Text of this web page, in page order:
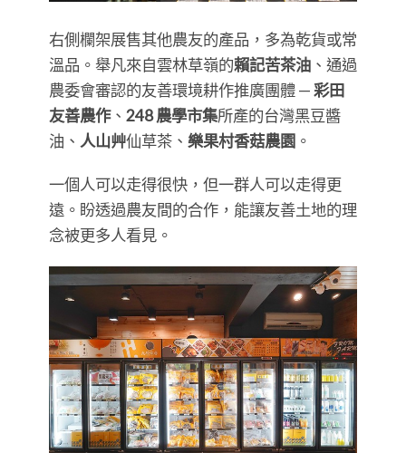
右側欄架展售其他農友的產品，多為乾貨或常
溫品。舉凡來自雲林草嶺的賴記苦茶油 、通過
農委會審認的友善環境耕作推廣團體 —彩田
友善農作、 248 農學市集所產的台灣黑豆醬
油、 人山艸仙草茶、 樂果村香菇農園 。
一個人可以走得很快，但一群人可以走得更
遠。盼透過農友間的合作，能讓友善土地的理
念被更多人看見。